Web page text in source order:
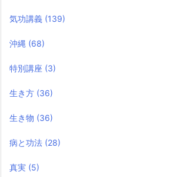
気功講義 (139)
沖縄 (68)
特別講座 (3)
生き方 (36)
生き物 (36)
病と功法 (28)
真実 (5)